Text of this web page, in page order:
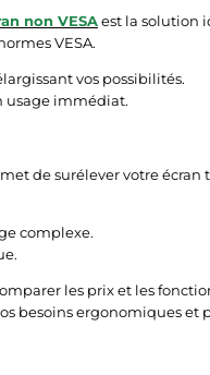
non VESAest la solution
VESA.
vos possibilités.
usage immédiat.
de surélever votre
complexe.
les prix et les
besoins ergonomiques et